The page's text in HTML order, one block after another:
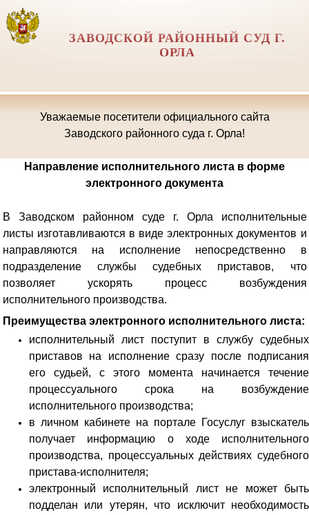
ЗАВОДСКОЙ РАЙОННЫЙ СУД Г.
ОРЛА
Уважаемые посетители официального сайта
Заводского районного суда г. Орла!
Направление исполнительного листа в форме
электронного документа
В Заводском районном суде г. Орла исполнительные
листы изготавливаются в виде электронных документов и
направляются на исполнение непосредственно в
подразделение службы судебных приставов, что
позволяет ускорять процесс возбуждения
исполнительного производства.
Преимущества электронного исполнительного листа:
исполнительный лист поступит в службу судебных
приставов на исполнение сразу после подписания
его судьей, с этого момента начинается течение
процессуального срока на возбуждение
исполнительного производства;
в личном кабинете на портале Госуслуг взыскатель
получает информацию о ходе исполнительного
производства, процессуальных действиях судебного
пристава-исполнителя;
электронный исполнительный лист не может быть
подделан или утерян, что исключит необходимость